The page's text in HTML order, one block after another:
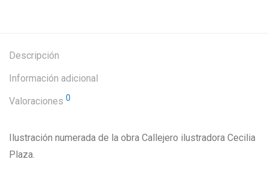
Descripción
Información adicional
Valoraciones 0
Ilustración numerada de la obra Callejero ilustradora Cecilia
Plaza.